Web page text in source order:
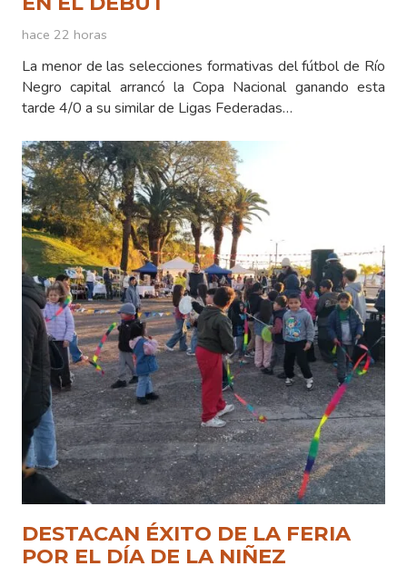
hace 22 horas
La menor de las selecciones formativas del fútbol de Río
Negro capital arrancó la Copa Nacional ganando esta
tarde 4/0 a su similar de Ligas Federadas…
DESTACAN ÉXITO DE LA FERIA
POR EL DÍA DE LA NIÑEZ